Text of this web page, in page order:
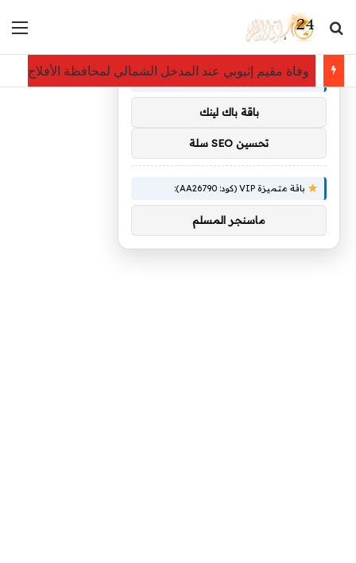
بحث عن
وفاة مقيم إثيوبي عند المدخل الشمالي لمحافظة الأفلاج
توصيات :
باقة متميزة VIP (كود: AA11138):
باقة باك لينك
تحسين SEO سلة
باقة متميزة VIP (كود: AA26790):
ماسنجر المسلم